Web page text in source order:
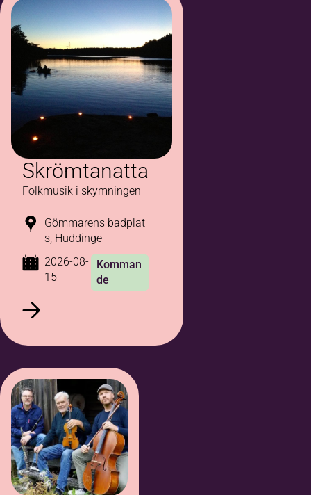
Skrömtanatta
Folkmusik i skymningen
Gömmarens badplat
s, Huddinge
2026-08-
15
Komman
de